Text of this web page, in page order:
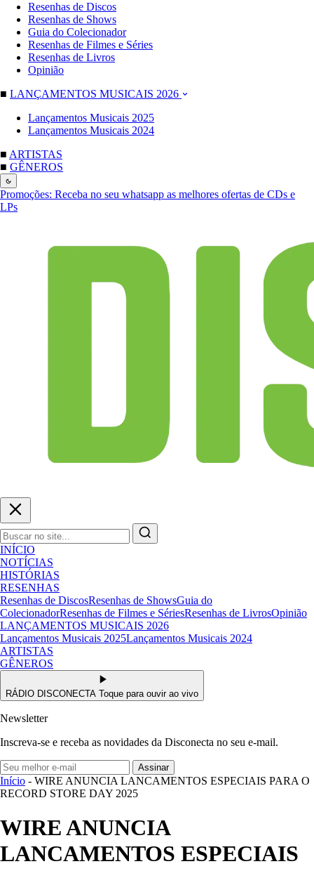
Resenhas de Discos
Resenhas de Shows
Guia do Colecionador
Resenhas de Filmes e Séries
Resenhas de Livros
Opinião
■ LANÇAMENTOS MUSICAIS 2026
Lançamentos Musicais 2025
Lançamentos Musicais 2024
■ ARTISTAS
■ GÊNEROS
Promoções: Receba no seu whatsapp as melhores ofertas de CDs e
LPs
INÍCIO
NOTÍCIAS
HISTÓRIAS
RESENHAS
Resenhas de DiscosResenhas de ShowsGuia do
ColecionadorResenhas de Filmes e SériesResenhas de LivrosOpinião
LANÇAMENTOS MUSICAIS 2026
Lançamentos Musicais 2025Lançamentos Musicais 2024
ARTISTAS
GÊNEROS
RÁDIO DISCONECTA Toque para ouvir ao vivo
Newsletter
Inscreva-se e receba as novidades da Disconecta no seu e-mail.
Assinar
Início - WIRE ANUNCIA LANCAMENTOS ESPECIAIS PARA O
RECORD STORE DAY 2025
WIRE ANUNCIA
LANCAMENTOS ESPECIAIS